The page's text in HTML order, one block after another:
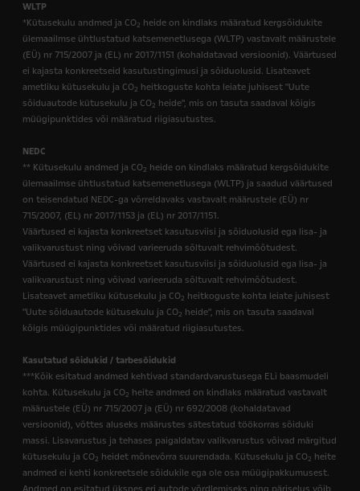
WLTP
*Kütusekulu andmed ja CO2 heide on kindlaks määratud kergsõidukite
ülemaailmse ühtlustatud katsemenetlusega (WLTP) vastavalt määrustele
(EÜ) nr 715/2007 ja (EL) nr 2017/1151 (kohaldatavad versioonid). Väärtused
ei kajasta konkreetseid kasutustingimusi ja sõiduolusid. Lisateavet
ametliku kütusekulu ja CO2 heitkoguste kohta leiate juhisest "Uute
sõiduautode kütusekulu ja CO2 heide", mis on tasuta saadaval kõigis
müügipunktides või määratud riigiasutustes.
NEDC
** Kütusekulu andmed ja CO2 heide on kindlaks määratud kergsõidukite
ülemaailmse ühtlustatud katsemenetlusega (WLTP) ja saadud väärtused
on teisendatud NEDC-ga võrreldavaks vastavalt määrustele (EÜ) nr
715/2007, (EL) nr 2017/1153 ja (EL) nr 2017/1151.
Väärtused ei kajasta konkreetset kasutusviisi ja sõiduolusid ega lisa- ja
valikvarustust ning võivad varieeruda sõltuvalt rehvimõõtudest.
Väärtused ei kajasta konkreetset kasutusviisi ja sõiduolusid ega lisa- ja
valikvarustust ning võivad varieeruda sõltuvalt rehvimõõtudest.
Lisateavet ametliku kütusekulu ja CO2 heitkoguste kohta leiate juhisest
"Uute sõiduautode kütusekulu ja CO2 heide", mis on tasuta saadaval
kõigis müügipunktides või määratud riigiasutustes.
Kasutatud sõidukid / tarbesõidukid
***Kõik esitatud andmed kehtivad standardvarustusega ELi baasmudeli
kohta. Kütusekulu ja CO2 heite andmed on kindlaks määratud vastavalt
määrustele (EÜ) nr 715/2007 ja (EÜ) nr 692/2008 (kohaldatavad
versioonid), võttes aluseks määrustes sätestatud töökorras sõiduki
massi. Lisavarustus ja tehases paigaldatav valikvarustus võivad märgitud
kütusekulu ja CO2 heidet mõnevõrra suurendada. Kütusekulu ja CO2 heite
andmed ei kehti konkreetsele sõidukile ega ole osa müügipakkumusest.